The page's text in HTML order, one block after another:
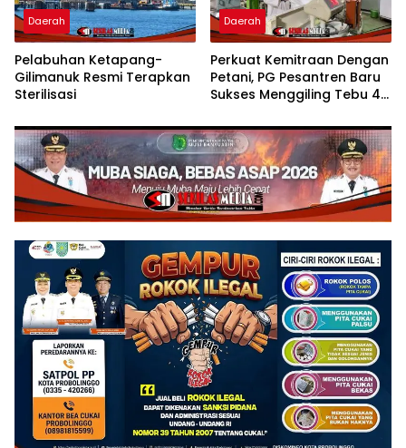
Daerah
Pelabuhan Ketapang-
Gilimanuk Resmi Terapkan
Sterilisasi
Daerah
Perkuat Kemitraan Dengan
Petani, PG Pesantren Baru
Sukses Menggiling Tebu 4